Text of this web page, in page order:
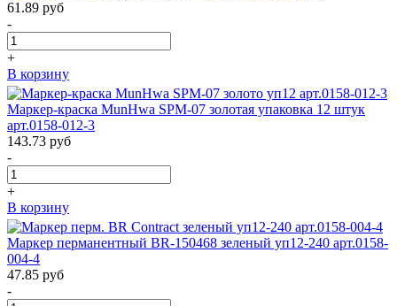
61.89 руб
-
+
В корзину
Маркер-краска MunHwa SPM-07 золотая упаковка 12 штук
арт.0158-012-3
143.73 руб
-
+
В корзину
Маркер перманентный BR-150468 зеленый уп12-240 арт.0158-
004-4
47.85 руб
-